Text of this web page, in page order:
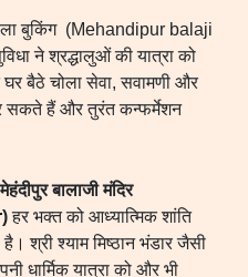
बुकिंग (Mehandipur balaji
ने श्रद्धालुओं की यात्रा को
बैठे चोला सेवा, सवामणी और
सकते हैं और तुरंत कन्फर्मेशन
मेहंदीपुर बालाजी मंदिर
)हर भक्त को आध्यात्मिक शांति
श्री श्याम मिष्ठान भंडार जैसी
धार्मिक यात्रा को और भी